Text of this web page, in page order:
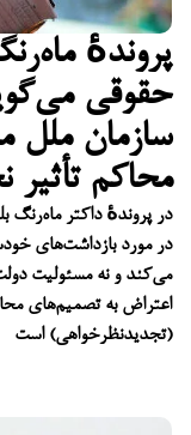
پروندهٔ
حقوقی
سازمان ملل
محاکم
در پروندهٔ داکتر ماه‌رنگ
در مورد بازداشت‌های
می‌کند و نه مسئولیت دولت
اعتراض به تصمیم‌های
(تجدیدنظرخواهی) است